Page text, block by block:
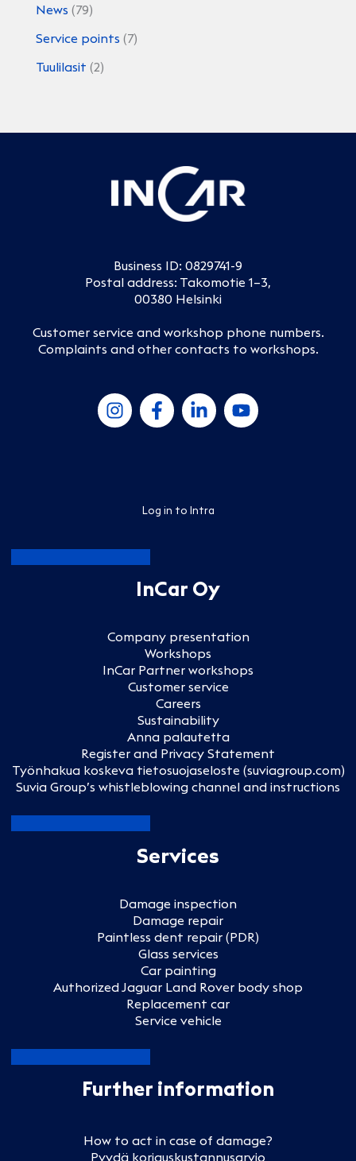
News (79)
Service points (7)
Tuulilasit (2)
Business ID: 0829741-9
Postal address: Takomotie 1–3,
00380 Helsinki
Customer service and workshop phone numbers.
Complaints and other contacts to workshops.
Log in to Intra
InCar Oy
Company presentation
Workshops
InCar Partner workshops
Customer service
Careers
Sustainability
Anna palautetta
Register and Privacy Statement
Työnhakua koskeva tietosuojaseloste (suviagroup.com)
Suvia Group’s whistleblowing channel and instructions
Services
Damage inspection
Damage repair
Paintless dent repair (PDR)
Glass services
Car painting
Authorized Jaguar Land Rover body shop
Replacement car
Service vehicle
Further information
How to act in case of damage?
Pyydä korjauskustannusarvio